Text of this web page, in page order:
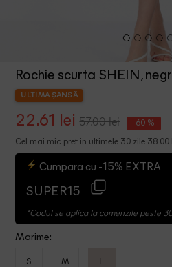
Rochie scurta SHEIN,
ULTIMA ȘANSĂ
22.61 lei 57.00 lei -60 %
Cel mai mic pret in ultimele 30 zile 38.00
Cumpara cu -15% EXTRA
SUPER15
*Codul se aplica la comenzile peste
Marime:
S M L